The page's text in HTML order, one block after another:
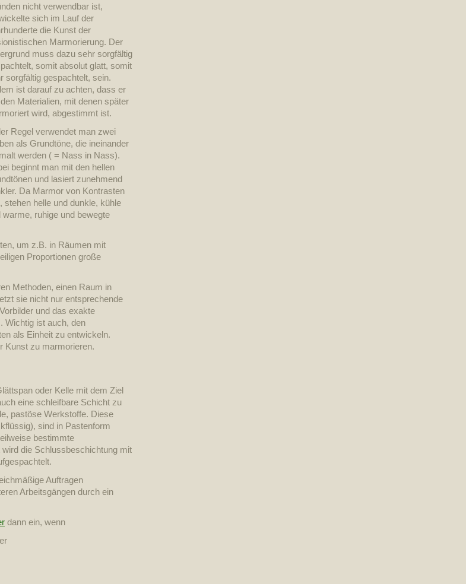
nicht verwendbar ist,
sich im Lauf der
die Kunst der
Marmorierung. Der
muss dazu sehr sorgfältig
somit absolut glatt, somit
sorgfältig gespachtelt, sein.
ist darauf zu achten, dass er
Materialien, mit denen später
wird, abgestimmt ist.
Regel verwendet man zwei
als Grundtöne, die ineinander
werden ( = Nass in Nass).
beginnt man mit den hellen
und lasiert zunehmend
Da Marmor von Kontrasten
stehen helle und dunkle, kühle
warme, ruhige und bewegte
um z.B. in Räumen mit
Proportionen große
Methoden, einen Raum in
sie nicht nur entsprechende
und das exakte
Wichtig ist auch, den
als Einheit zu entwickeln.
Kunst zu marmorieren.
oder Kelle mit dem Ziel
eine schleifbare Schicht zu
pastöse Werkstoffe. Diese
sind in Pastenform
bestimmte
wird die Schlussbeschichtung mit
Auftragen
Arbeitsgängen durch ein
dann ein, wenn